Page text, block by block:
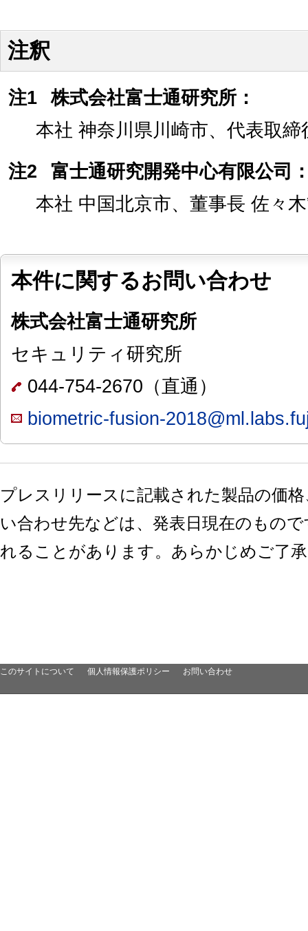
注釈
注1
株式会社富士通研究所：
本社 神奈川県川崎市、代表取
注2
富士通研究開発中心有限公司
本社 中国北京市、董事長 佐々
本件に関するお問い合わせ
株式会社富士通研究所
セキュリティ研究所
044-754-2670（直通）
biometric-fusion-
プレスリリースに記載された製品の価
い合わせ先などは、発表日現在のもの
れることがあります。あらかじめご了
このサイトについて 個人情報保護ポリシー お問い合わせ